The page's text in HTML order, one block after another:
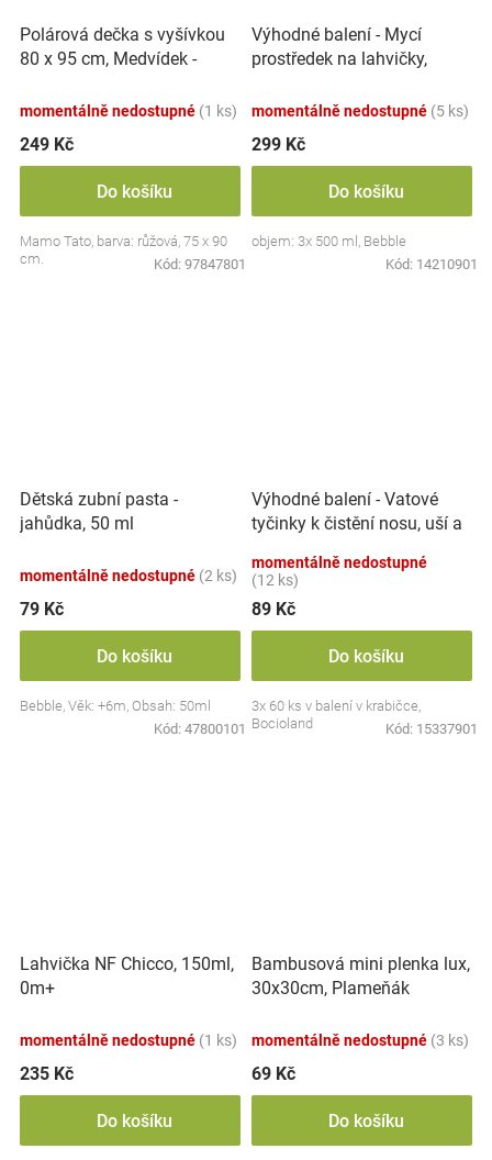
Polárová dečka s vyšívkou
80 x 95 cm, Medvídek -
momentálně nedostupné (1 ks)
249 Kč
Do košíku
Mamo Tato, barva: růžová, 75 x 90
cm.
Kód: 97847801
Výhodné balení - Mycí
prostředek na lahvičky,
momentálně nedostupné (5 ks)
299 Kč
Do košíku
objem: 3x 500 ml, Bebble
Kód: 14210901
Dětská zubní pasta -
jahůdka, 50 ml
momentálně nedostupné (2 ks)
79 Kč
Do košíku
Bebble, Věk: +6m, Obsah: 50ml
Kód: 47800101
Výhodné balení - Vatové
tyčinky k čistění nosu, uší a
momentálně nedostupné
(12 ks)
89 Kč
Do košíku
3x 60 ks v balení v krabičce,
Bocioland
Kód: 15337901
Lahvička NF Chicco, 150ml,
0m+
momentálně nedostupné (1 ks)
235 Kč
Do košíku
Bambusová mini plenka lux,
30x30cm, Plameňák
momentálně nedostupné (3 ks)
69 Kč
Do košíku